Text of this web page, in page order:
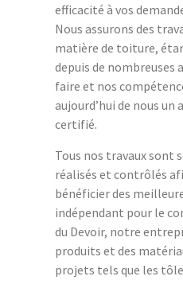
efficacité à vos
Nous assurons des
matière de toiture,
depuis de nombreuses
faire et nos
aujourd’hui de nous un
certifié.
Tous nos travaux sont
réalisés et contrôlés
bénéficier des
indépendant pour le
du Devoir, notre
produits et des
projets tels que les